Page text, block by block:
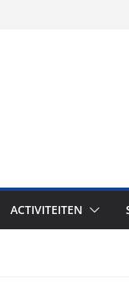
ACTIVITEITEN